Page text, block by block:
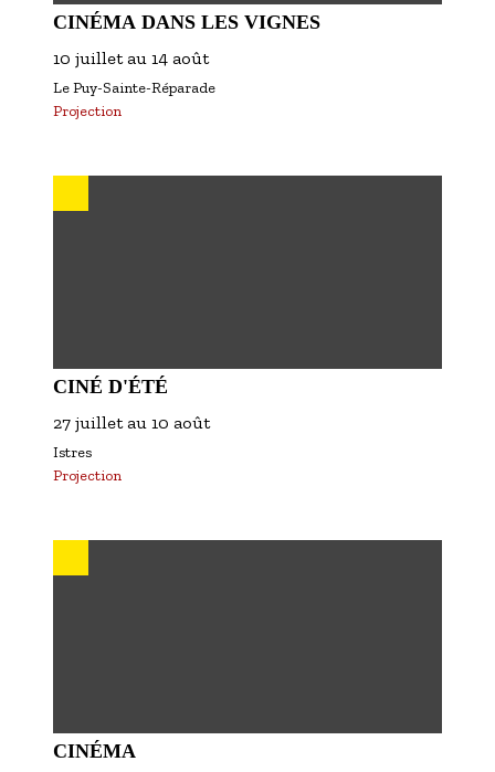
CINÉMA DANS LES VIGNES
10 juillet au 14 août
Le Puy-Sainte-Réparade
Projection
CINÉ D'ÉTÉ
27 juillet au 10 août
Istres
Projection
CINÉMA